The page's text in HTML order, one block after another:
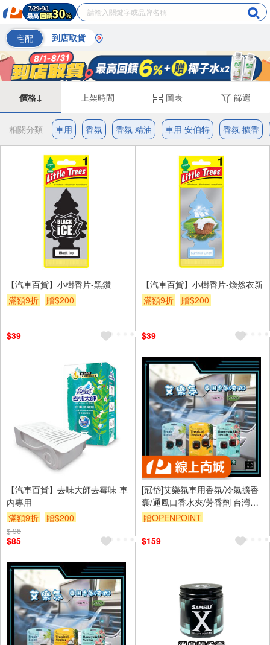
宅配 到店取貨
價格↓ 上架時間 圖表 篩選
相關分類 車用 香氛 香氛 精油 車用 安伯特 香氛 擴香
【汽車百貨】小樹香片-黑鑽
滿額9折
贈$200
$39
【汽車百貨】小樹香片-煥然衣新
滿額9折
贈$200
$39
【汽車百貨】去味大師去霉味-車
內專用
滿額9折
贈$200
$ 96
$85
[冠岱]艾樂氛車用香氛/冷氣擴香
囊/通風口香水夾/芳香劑 台灣製
造
贈OPENPOINT
$159